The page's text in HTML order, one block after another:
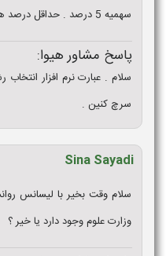
سهمیه 5 درصد . حداقل درصد ها برای قبولی چند بزنیم ؟ ممنون
پاسخ مشاور هیوا:
سلام . عبارت نرم افزار
سرچ کنین .
Sina Sayadi
سلام وقت بخیر با لیسانس
وزارت علوم وجود دارد یا خیر ؟